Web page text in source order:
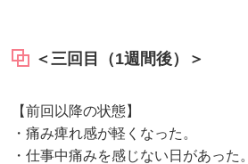
＜三回目（1週間後）＞
【前回以降の状態】
・痛み痺れ感が軽くなった。
・仕事中痛みを感じない日があった。